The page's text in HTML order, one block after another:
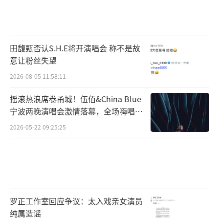
田馥甄否认S.H.E将开演唱会 称不是故
意让粉丝失望
2026-08-05 11:58:11
摇滚热浪席卷甬城！伍佰&China Blue
宁波两晚演唱会激情落幕，全场嗨唱氛
围炸裂
2026-05-22 09:25:25
罗正工作室回应争议：太入戏亲女演员
纯属造谣